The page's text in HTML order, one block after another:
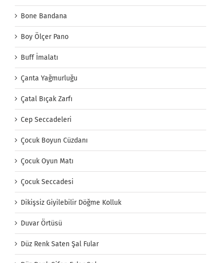
Bone Bandana
Boy Ölçer Pano
Buff İmalatı
Çanta Yağmurluğu
Çatal Bıçak Zarfı
Cep Seccadeleri
Çocuk Boyun Cüzdanı
Çocuk Oyun Matı
Çocuk Seccadesi
Dikişsiz Giyilebilir Döğme Kolluk
Duvar Örtüsü
Düz Renk Saten Şal Fular